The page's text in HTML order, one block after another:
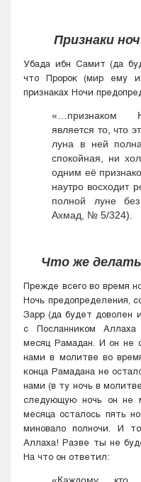
Признаки
Убада ибн Самит (да
что Пророк (мир ему и
признаках Ночи
«…признаком
является то, что
луна в ней
спокойная, ни
одним её
наутро восходит
полной луне
Ахмад, № 5/324).
Что же
Прежде всего во время
Ночь предопределения,
Зарр (да будет доволен
с Посланником
месяц Рамадан. И он не
нами в молитве во
конца Рамадана не
нами (в ту ночь в
следующую ночь он не
месяца осталось пять
миновало полночи. И
Аллаха! Разве ты не
На что он ответил: